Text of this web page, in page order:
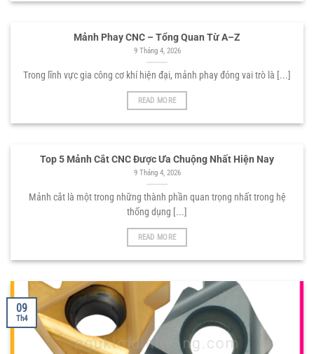
Mảnh Phay CNC – Tổng Quan Từ A–Z
9 Tháng 4, 2026
Trong lĩnh vực gia công cơ khí hiện đại, mảnh phay đóng vai trò là [...]
READ MORE
Top 5 Mảnh Cắt CNC Được Ưa Chuộng Nhất Hiện Nay
9 Tháng 4, 2026
Mảnh cắt là một trong những thành phần quan trọng nhất trong hệ
thống dụng [...]
READ MORE
09
Th4